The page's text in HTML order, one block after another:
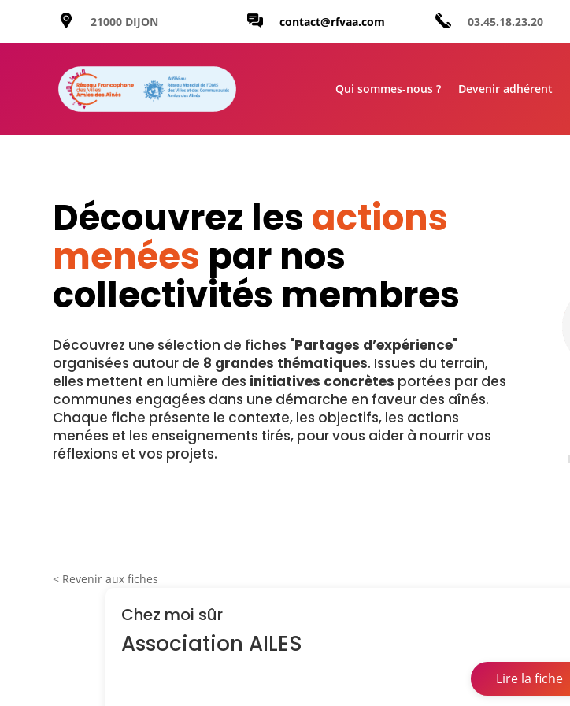
21000 DIJON contact@rfvaa.com 03.45.18.23.20
Qui sommes-nous ? Devenir adhérent
Découvrez les actions
menées par nos
collectivités membres
Découvrez une sélection de fiches "Partages d’expérience"
organisées autour de 8 grandes thématiques. Issues du terrain,
elles mettent en lumière des initiatives concrètes portées par des
communes engagées dans une démarche en faveur des aînés.
Chaque fiche présente le contexte, les objectifs, les actions
menées et les enseignements tirés, pour vous aider à nourrir vos
réflexions et vos projets.
< Revenir aux fiches
Chez moi sûr
Association AILES
Lire la fiche